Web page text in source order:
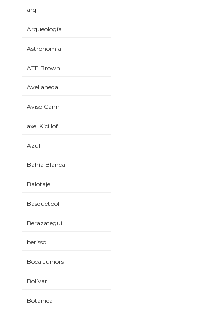
arq
Arqueología
Astronomía
ATE Brown
Avellaneda
Aviso Cann
axel Kicillof
Azul
Bahía Blanca
Balotaje
Básquetbol
Berazategui
berisso
Boca Juniors
Bolívar
Botánica